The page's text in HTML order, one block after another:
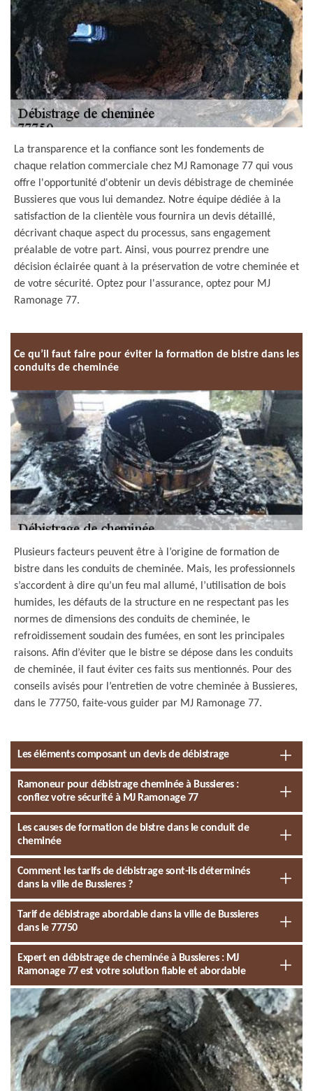
La transparence et la confiance sont les fondements de
chaque relation commerciale chez MJ Ramonage 77 qui vous
offre l'opportunité d'obtenir un devis débistrage de cheminée
Bussieres que vous lui demandez. Notre équipe dédiée à la
satisfaction de la clientèle vous fournira un devis détaillé,
décrivant chaque aspect du processus, sans engagement
préalable de votre part. Ainsi, vous pourrez prendre une
décision éclairée quant à la préservation de votre cheminée et
de votre sécurité. Optez pour l'assurance, optez pour MJ
Ramonage 77.
Ce qu’il faut faire pour éviter la formation de bistre dans les
conduits de cheminée
Plusieurs facteurs peuvent être à l’origine de formation de
bistre dans les conduits de cheminée. Mais, les professionnels
s’accordent à dire qu’un feu mal allumé, l’utilisation de bois
humides, les défauts de la structure en ne respectant pas les
normes de dimensions des conduits de cheminée, le
refroidissement soudain des fumées, en sont les principales
raisons. Afin d’éviter que le bistre se dépose dans les conduits
de cheminée, il faut éviter ces faits sus mentionnés. Pour des
conseils avisés pour l’entretien de votre cheminée à Bussieres,
dans le 77750, faite-vous guider par MJ Ramonage 77.
Les éléments composant un devis de débistrage
Ramoneur pour débistrage cheminée à Bussieres :
confiez votre sécurité à MJ Ramonage 77
Les causes de formation de bistre dans le conduit de
cheminée
Comment les tarifs de débistrage sont-ils déterminés
dans la ville de Bussieres ?
Tarif de débistrage abordable dans la ville de Bussieres
dans le 77750
Expert en débistrage de cheminée à Bussieres : MJ
Ramonage 77 est votre solution fiable et abordable